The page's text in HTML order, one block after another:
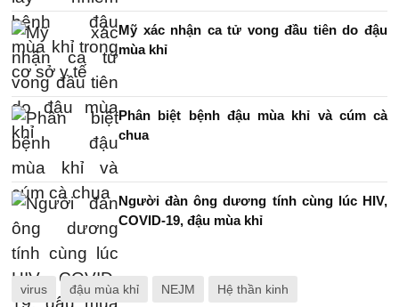
Mỹ xác nhận ca tử vong đầu tiên do đậu
mùa khỉ
Phân biệt bệnh đậu mùa khỉ và cúm cà
chua
Người đàn ông dương tính cùng lúc HIV,
COVID-19, đậu mùa khỉ
virus đậu mùa khỉ NEJM Hệ thần kinh